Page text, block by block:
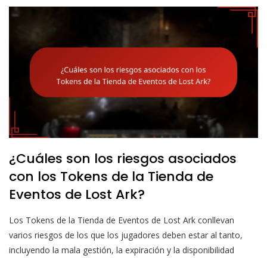
¿Cuáles son los riesgos asociados
con los Tokens de la Tienda de
Eventos de Lost Ark?
Los Tokens de la Tienda de Eventos de Lost Ark conllevan
varios riesgos de los que los jugadores deben estar al tanto,
incluyendo la mala gestión, la expiración y la disponibilidad